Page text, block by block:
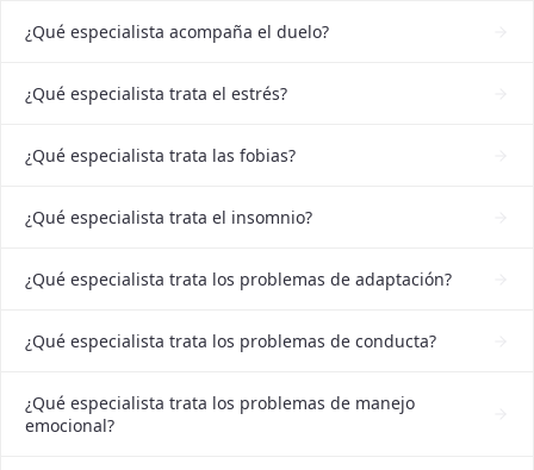
¿Qué especialista acompaña el duelo?
¿Qué especialista trata el estrés?
¿Qué especialista trata las fobias?
¿Qué especialista trata el insomnio?
¿Qué especialista trata los problemas de adaptación?
¿Qué especialista trata los problemas de conducta?
¿Qué especialista trata los problemas de manejo
emocional?